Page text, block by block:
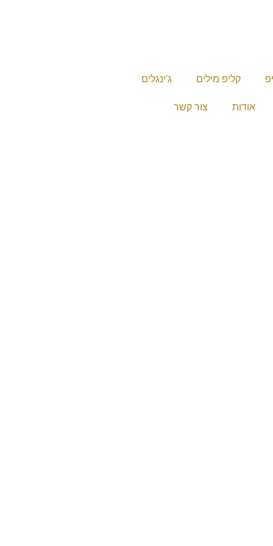
קליפ מילים ג'ינגלים
אודות צור קשר